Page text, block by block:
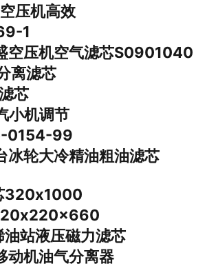
压机高效
1
空压机空气滤芯S0901040
离滤芯
芯
小机调节
0154-99
冰轮大冷精油粗油滤芯
320x1000
站液压磁力滤芯
机油气分离器